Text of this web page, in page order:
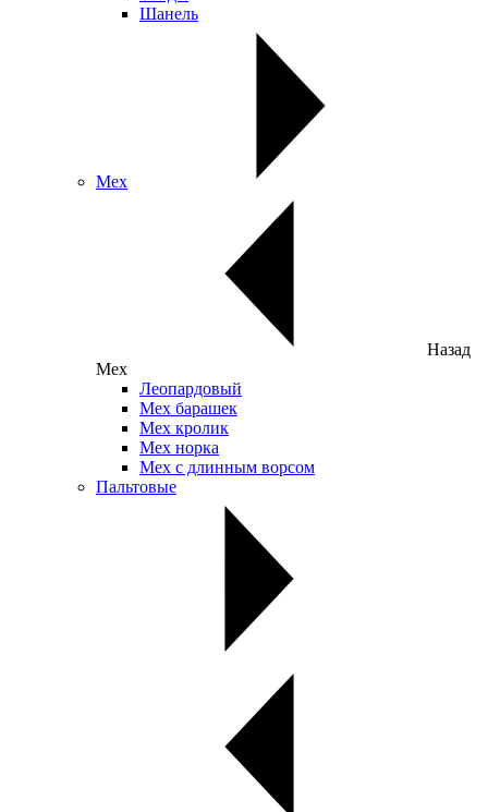
Шанель
Мех
Назад
Мех
Леопардовый
Мех барашек
Мех кролик
Мех норка
Мех с длинным ворсом
Пальтовые